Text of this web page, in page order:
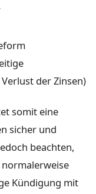
der Zinsen)
somit eine
sicher und
beachten,
Kündigung mit